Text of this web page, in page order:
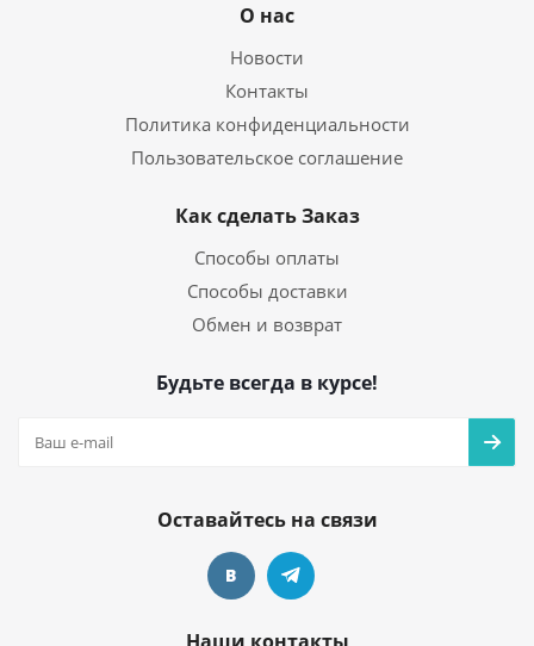
О нас
Новости
Контакты
Политика конфиденциальности
Пользовательское соглашение
Как сделать Заказ
Способы оплаты
Способы доставки
Обмен и возврат
Будьте всегда в курсе!
Оставайтесь на связи